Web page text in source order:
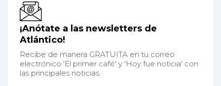
¡Anótate a las newsletters de
Atlántico!
Recibe de manera GRATUITA en tu correo
electrónico 'El primer café' y 'Hoy fue noticia' con
las principales noticias.